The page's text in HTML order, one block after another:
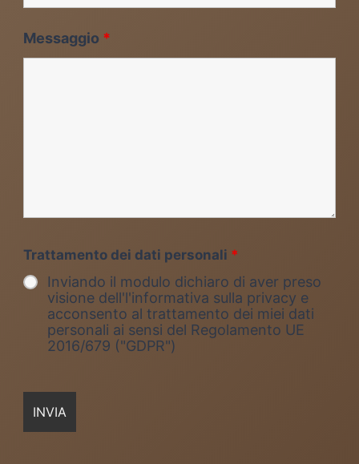
Messaggio *
Trattamento dei dati personali *
Inviando il modulo dichiaro di aver preso
visione dell'l'informativa sulla privacy e
acconsento al trattamento dei miei dati
personali ai sensi del Regolamento UE
2016/679 ("GDPR")